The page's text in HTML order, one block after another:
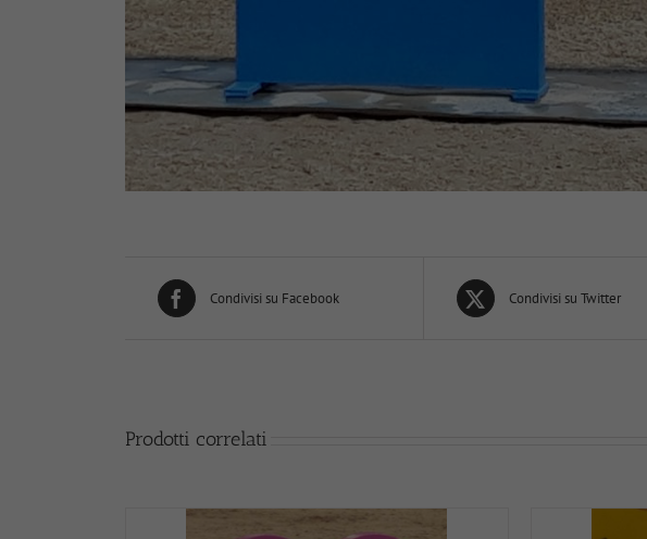
Condivisi su Facebook Condivisi su Twitter
Prodotti correlati